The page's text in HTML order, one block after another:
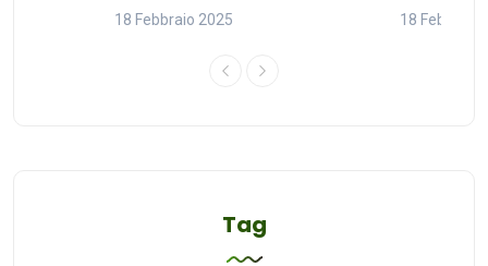
18 Febbraio 2025 18 Febbraio
Tag